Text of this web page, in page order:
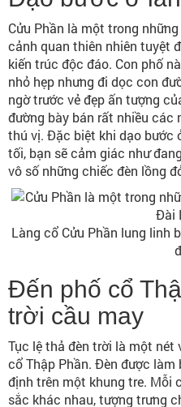
Cửu Phần là một trong
cảnh quan thiên nhiên tuyệt
kiến trúc độc đáo. Con phố
nhỏ hẹp nhưng đi dọc con
ngờ trước vẻ đẹp ấn tượng
đường bày bán rất nhiều các
thú vị. Đặc biệt khi dạo bước
tối, bạn sẽ cảm giác như
vô số những chiếc đèn lồng
Làng cổ Cửu Phần lung linh
Đến phố cổ
trời cầu may
Tục lệ thả đèn trời là một nét
cổ Thập Phần. Đèn được
định trên một khung tre. Mỗi
sắc khác nhau, tượng trưng